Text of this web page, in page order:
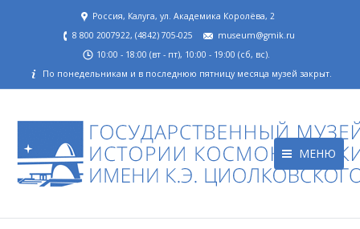
Россия, Калуга, ул. Академика Королёва, 2
8 800 2007922, (4842) 705-025
museum@gmik.ru
10:00 - 18:00 (вт - пт), 10:00 - 19:00 (сб, вс).
По понедельникам и в последнюю пятницу месяца музей закрыт.
МЕНЮ